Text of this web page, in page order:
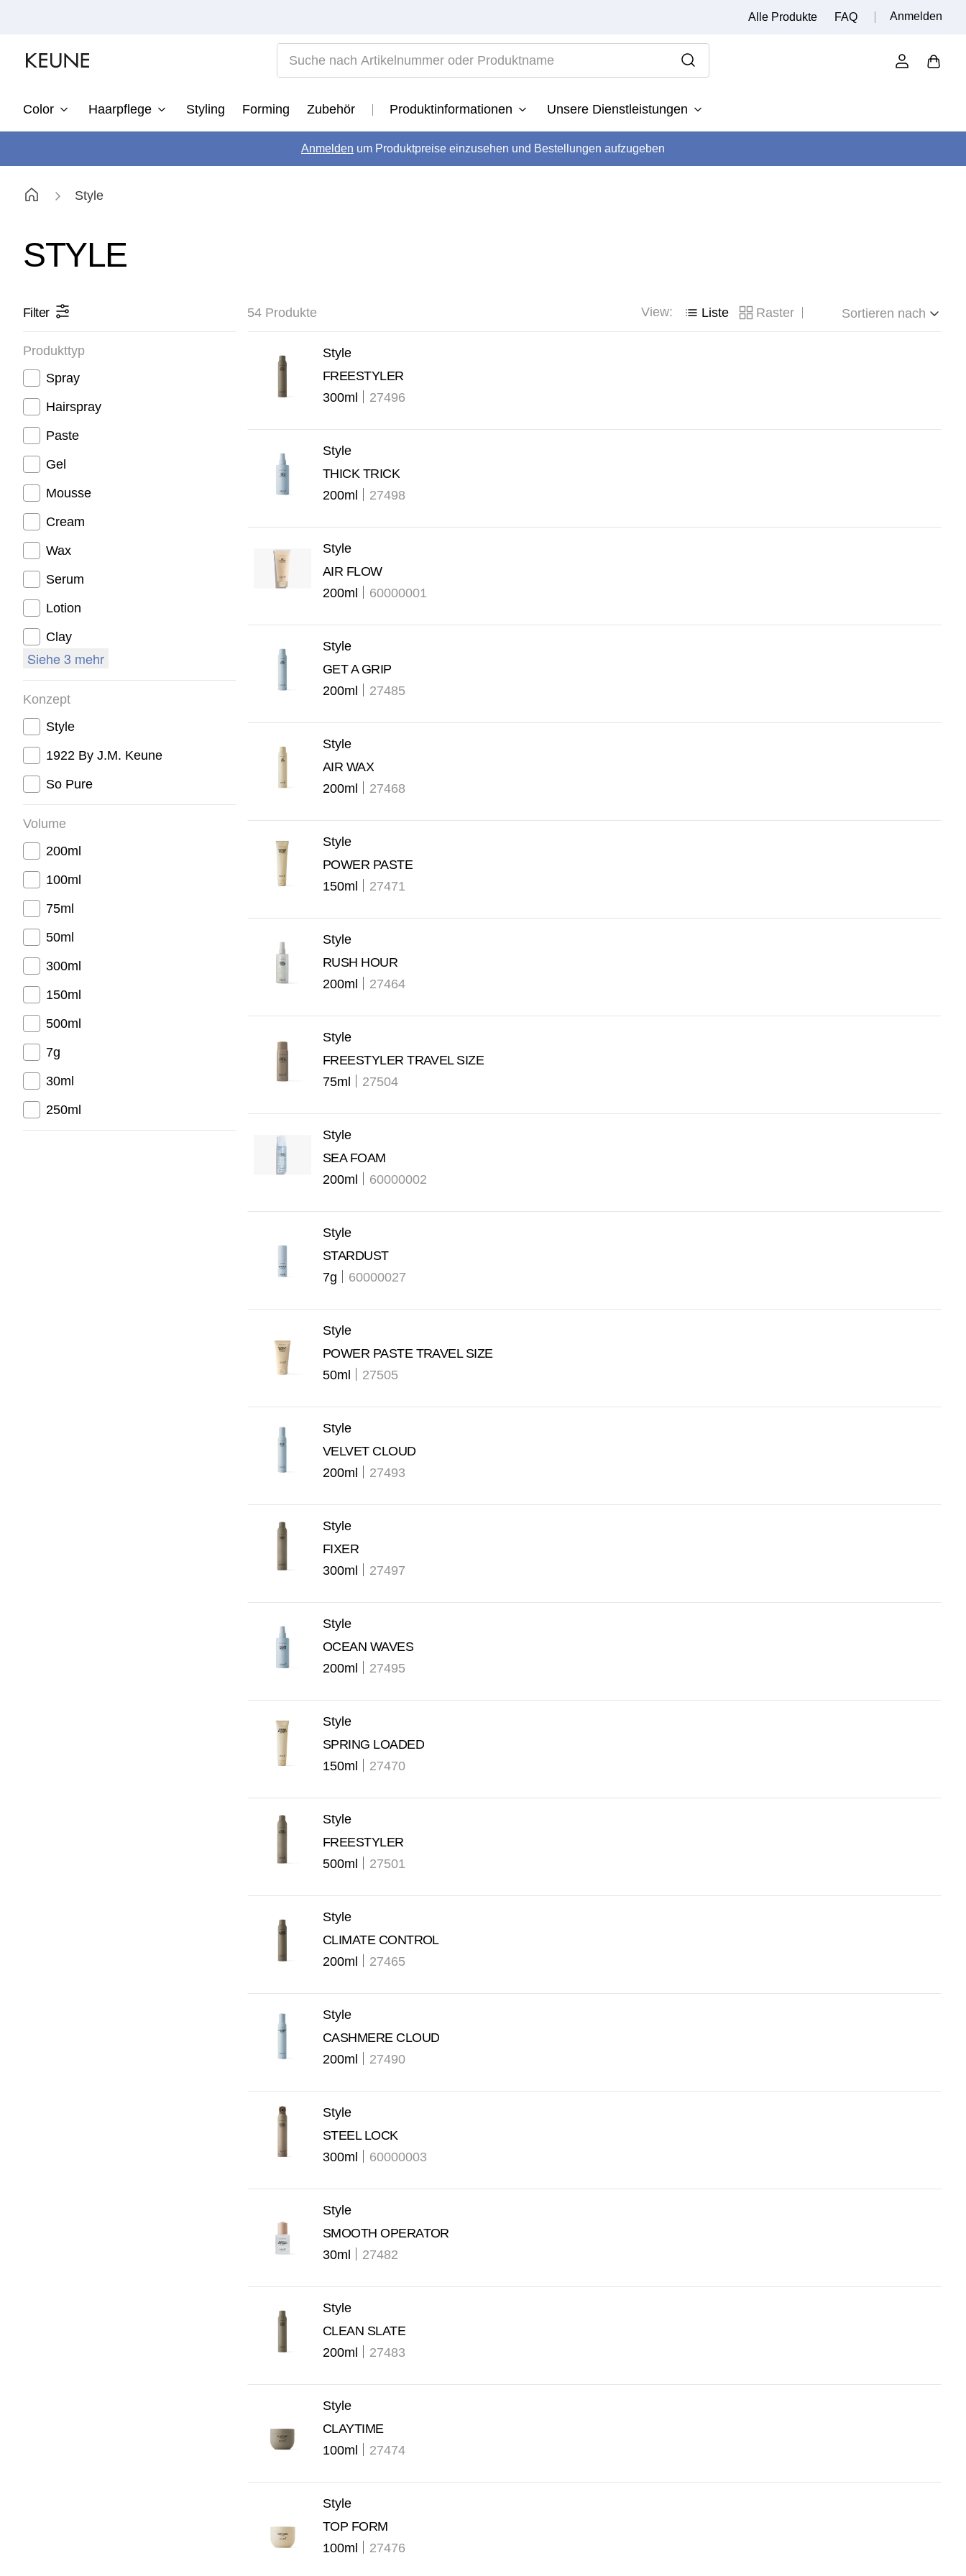
Alle Produkte FAQ Anmelden
Color Haarpflege Styling Forming Zubehör Produktinformationen Unsere Dienstleistungen
Anmelden um Produktpreise einzusehen und Bestellungen aufzugeben
Style
STYLE
Filter
Produkttyp
Spray
Hairspray
Paste
Gel
Mousse
Cream
Wax
Serum
Lotion
Clay
Siehe 3 mehr
Konzept
Style
1922 By J.M. Keune
So Pure
Volume
200ml
100ml
75ml
50ml
300ml
150ml
500ml
7g
30ml
250ml
54 Produkte View: Liste Raster Sortieren nach
Style
FREESTYLER
300ml
27496
Style
THICK TRICK
200ml
27498
Style
AIR FLOW
200ml
60000001
Style
GET A GRIP
200ml
27485
Style
AIR WAX
200ml
27468
Style
POWER PASTE
150ml
27471
Style
RUSH HOUR
200ml
27464
Style
FREESTYLER TRAVEL SIZE
75ml
27504
Style
SEA FOAM
200ml
60000002
Style
STARDUST
7g
60000027
Style
POWER PASTE TRAVEL SIZE
50ml
27505
Style
VELVET CLOUD
200ml
27493
Style
FIXER
300ml
27497
Style
OCEAN WAVES
200ml
27495
Style
SPRING LOADED
150ml
27470
Style
FREESTYLER
500ml
27501
Style
CLIMATE CONTROL
200ml
27465
Style
CASHMERE CLOUD
200ml
27490
Style
STEEL LOCK
300ml
60000003
Style
SMOOTH OPERATOR
30ml
27482
Style
CLEAN SLATE
200ml
27483
Style
CLAYTIME
100ml
27474
Style
TOP FORM
100ml
27476
TOP SEARCHES
2. vital